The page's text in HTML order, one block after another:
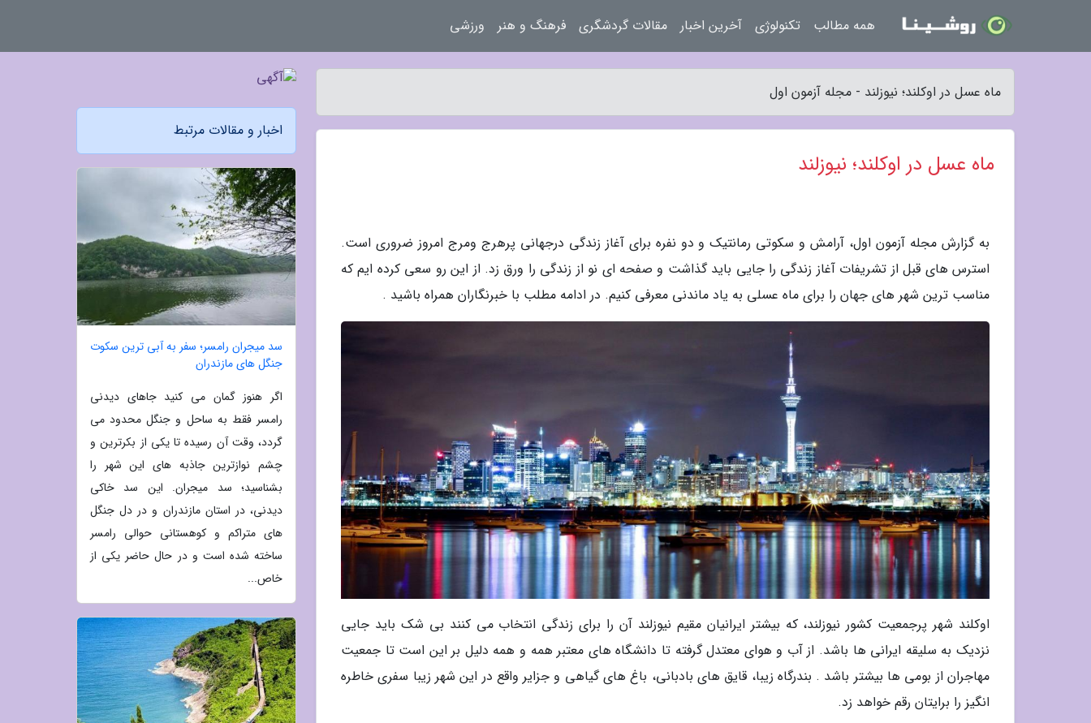
ماه عسل در اوکلند؛ نیوزلند - مجله آزمون اول
ماه عسل در اوکلند؛ نیوزلند
به گزارش مجله آزمون اول، آرامش و سکوتی رمانتیک و دو نفره برای آغاز زندگی درجهانی پرهرج ومرج امروز ضروری است.
استرس های قبل از تشریفات آغاز زندگی را جایی باید گذاشت و صفحه ای نو از زندگی را ورق زد. از این رو سعی کرده ایم که
مناسب ترین شهر های جهان را برای ماه عسلی به یاد ماندنی معرفی کنیم. در ادامه مطلب با خبرنگاران همراه باشید .
اوکلند شهر پرجمعیت کشور نیوزلند، که بیشتر ایرانیان مقیم نیوزلند آن را برای زندگی انتخاب می کنند بی شک باید جایی
نزدیک به سلیقه ایرانی ها باشد. از آب و هوای معتدل گرفته تا دانشگاه های معتبر همه و همه دلیل بر این است تا جمعیت
مهاجران از بومی ها بیشتر باشد . بندرگاه زیبا، قایق های بادبانی، باغ های گیاهی و جزایر واقع در این شهر زیبا سفری خاطره
انگیز را برایتان رقم خواهد زد.
اخبار و مقالات مرتبط
سد میجران رامسر؛ سفر به آبی ترین سکوت
جنگل های مازندران
اگر هنوز گمان می کنید جاهای دیدنی
رامسر فقط به ساحل و جنگل محدود می
گردد، وقت آن رسیده تا یکی از بکرترین و
چشم نوازترین جاذبه های این شهر را
بشناسید؛ سد میجران. این سد خاکی
دیدنی، در استان مازندران و در دل جنگل
های متراکم و کوهستانی حوالی رامسر
ساخته شده است و در حال حاضر یکی از
خاص...
همه مطالب تکنولوژی آخرین اخبار مقالات گردشگری فرهنگ و هنر ورزشی